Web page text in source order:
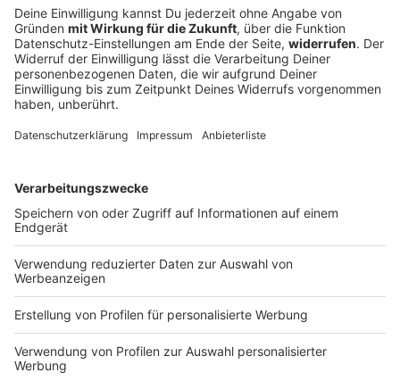
FC Augsburg siegt beim Familientag gegen
Italien-Club
Im Duell mit Sassuolo Calcio holt der Fußball-
Bundesligist einen 0:2-Rückstand auf und tankt
Saison.
DEINE GEMERKTEN ARTIKEL
Du hast dir noch keine Artikel gemerkt
Markiere sie hierfür mit einem